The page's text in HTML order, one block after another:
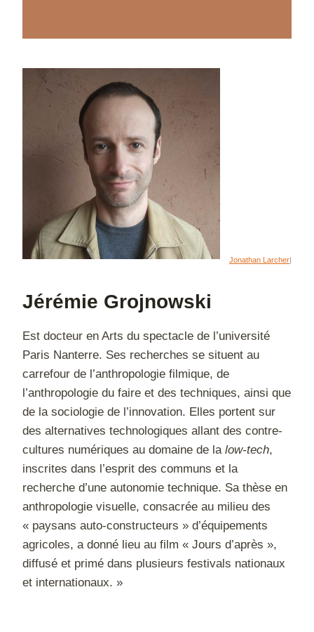
Jonathan Larcher|
Jérémie Grojnowski
Est docteur en Arts du spectacle de l’université
Paris Nanterre. Ses recherches se situent au
carrefour de l’anthropologie filmique, de
l’anthropologie du faire et des techniques, ainsi que
de la sociologie de l’innovation. Elles portent sur
des alternatives technologiques allant des contre-
cultures numériques au domaine de la low-tech,
inscrites dans l’esprit des communs et la
recherche d’une autonomie technique. Sa thèse en
anthropologie visuelle, consacrée au milieu des
« paysans auto-constructeurs » d’équipements
agricoles, a donné lieu au film « Jours d’après »,
diffusé et primé dans plusieurs festivals nationaux
et internationaux. »